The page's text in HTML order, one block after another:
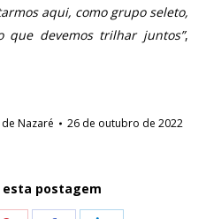
aqui, como grupo seleto,
que devemos trilhar juntos”,
Nazaré 26 de outubro de 2022
postagem